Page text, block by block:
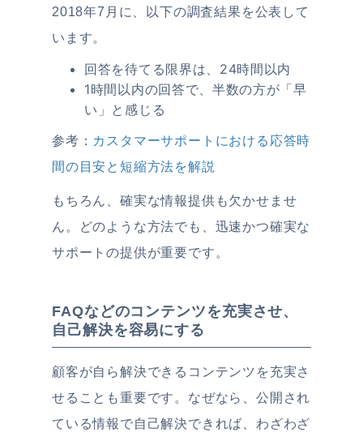
2018年7月に、以下の調査結果を公表して
います。
回答を待てる限界は、24時間以内
1時間以内の回答で、半数の方が「早
い」と感じる
参考： カスタマーサポートにおける応答時
間の目安と短縮方法を解説
もちろん、確実な情報提供も欠かせませ
ん。どのような方法でも、迅速かつ確実な
サポートの提供が重要です。
FAQなどのコンテンツを充実させ、
自己解決を容易にする
顧客が自ら解決できるコンテンツを充実さ
せることも重要です。なぜなら、公開され
ている情報で自己解決できれば、わざわざ